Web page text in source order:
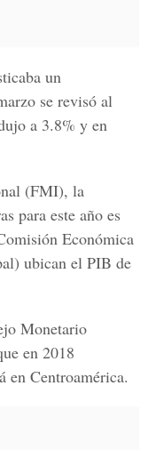
un
se revisó al
a 3.8% y en
(FMI), la
para este año es
Económica
ubican el PIB de
Monetario
en 2018
en Centroamérica.